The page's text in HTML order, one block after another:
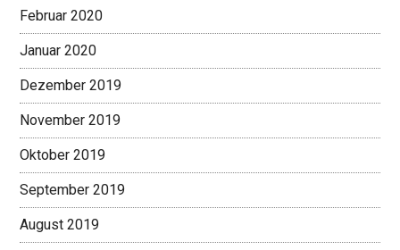
Februar 2020
Januar 2020
Dezember 2019
November 2019
Oktober 2019
September 2019
August 2019